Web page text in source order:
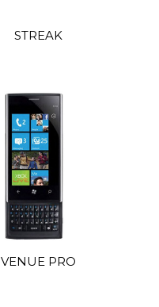
STREAK
VENUE PRO